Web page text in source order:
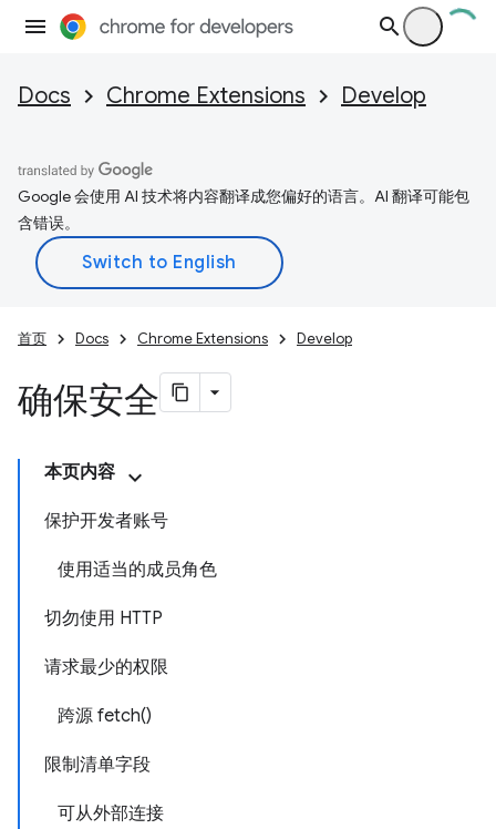
Docs Chrome Extensions Develop
Google 会使用 AI 技术将内容翻译成您偏好的语言。AI 翻译可能包
含错误。
首页 Docs Chrome Extensions Develop
确保安全
本页内容
保护开发者账号
使用适当的成员角色
切勿使用 HTTP
请求最少的权限
跨源 fetch()
限制清单字段
可从外部连接